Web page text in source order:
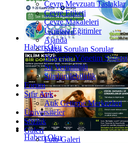
Haberi Oku
Haberi Oku
Çevre Mevzuatı Taslaklar
Çevre Etiketi
Çevre Makaleleri
Ücretsiz Eğitimler
Ajanda
Sıkça Sorulan Sorular
Depozito Yönetim Sistemi
Su Verimliliği
Sürdürülebilirlik
Forum
Sıfır Atık
Atık Getirme Merkezleri
Üniversiteler
Sözlük
Galeri
Foto Galeri